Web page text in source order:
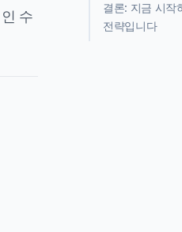
수
결론: 지금 시작
전략입니다